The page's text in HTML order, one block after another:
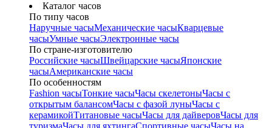
Каталог часов
По типу часов
Наручные часыМеханические часыКварцевые
часыУмные часыЭлектронные часы
По стране-изготовителю
Российские часыШвейцарские часыЯпонские
часыАмериканские часы
По особенностям
Fashion часыТонкие часыЧасы скелетоныЧасы с
открытым балансомЧасы с фазой луныЧасы с
керамикойТитановые часыЧасы для дайверовЧасы для
туризмаЧасы для яхтингаСпортивные часыЧасы на